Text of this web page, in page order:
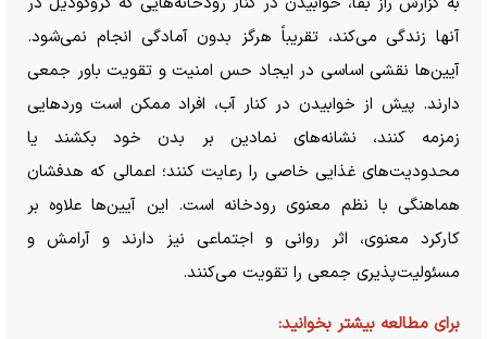
آنها زندگی می‌کند، تقریباً هرگز بدون آمادگی انجام نمی‌شود.
آیین‌ها نقشی اساسی در ایجاد حس امنیت و تقویت باور جمعی
دارند. پیش از خوابیدن در کنار آب، افراد ممکن است ورد‌هایی
زمزمه کنند، نشانه‌های نمادین بر بدن خود بکشند یا
محدودیت‌های غذایی خاصی را رعایت کنند؛ اعمالی که هدفشان
هماهنگی با نظم معنوی رودخانه است. این آیین‌ها علاوه بر
کارکرد معنوی، اثر روانی و اجتماعی نیز دارند و آرامش و
مسئولیت‌پذیری جمعی را تقویت می‌کنند.
برای مطالعه بیشتر بخوانید: